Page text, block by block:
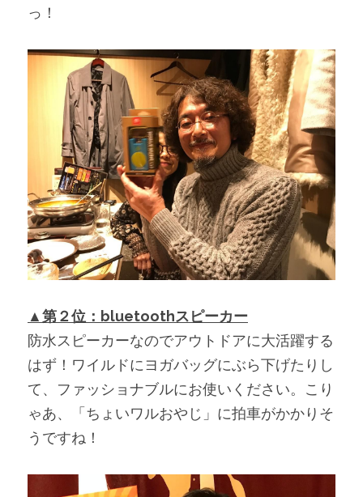
っ！
▲第２位：bluetoothスピーカー
防水スピーカーなのでアウトドアに大活躍する
はず！ワイルドにヨガバッグにぶら下げたりし
て、ファッショナブルにお使いください。こり
ゃあ、「ちょいワルおやじ」に拍車がかかりそ
うですね！